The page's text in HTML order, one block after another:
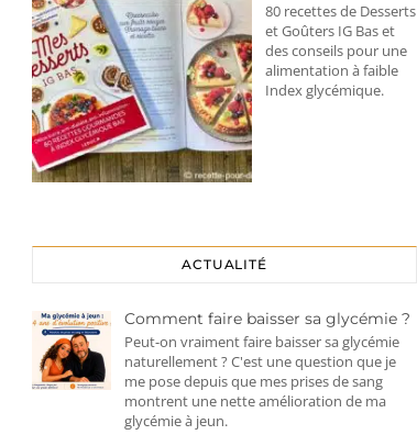
80 recettes de Desserts
et Goûters IG Bas et
des conseils pour une
alimentation à faible
Index glycémique.
ACTUALITÉ
Comment faire baisser sa glycémie ?
Peut-on vraiment faire baisser sa glycémie
naturellement ? C'est une question que je
me pose depuis que mes prises de sang
montrent une nette amélioration de ma
glycémie à jeun.